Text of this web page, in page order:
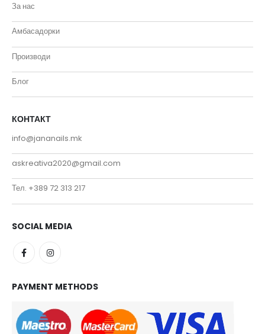
За нас
Амбасадорки
Производи
Блог
КОНТАКТ
info@jananails.mk
askreativa2020@gmail.com
Тел. +389 72 313 217
SOCIAL MEDIA
PAYMENT METHODS